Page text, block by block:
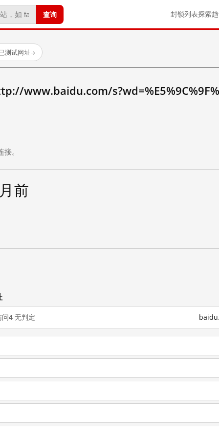
查询 封锁列表探索
测试网址→
www.baidu.com/
。
前
问4 无判定